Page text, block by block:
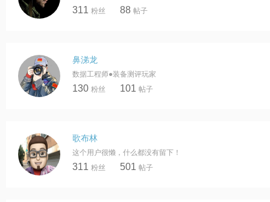
311 粉丝 88 帖子
鼻涕龙
数据工程师●装备测评玩家
130 粉丝 101 帖子
歌布林
这个用户很懒，什么都没有留下！
311 粉丝 501 帖子